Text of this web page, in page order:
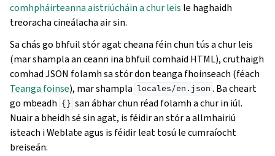
comhpháirteanna aistriúcháin a chur leis le haghaidh
treoracha cineálacha air sin.
Sa chás go bhfuil stór agat cheana féin chun tús a chur leis
(mar shampla an ceann ina bhfuil comhaid HTML), cruthaigh
comhad JSON folamh sa stór don teanga fhoinseach (féach
Teanga foinse), mar shampla locales/en.json . Ba cheart
go mbeadh {} san ábhar chun réad folamh a chur in iúl.
Nuair a bheidh sé sin agat, is féidir an stór a allmhairiú
isteach i Weblate agus is féidir leat tosú le cumraíocht
breiseán.